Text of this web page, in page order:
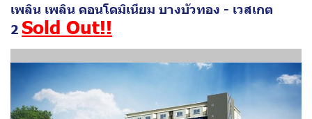
เพลิน เพลิน คอนโดมิเนียม บางบัวทอง - เวสเกต
2 Sold Out!!